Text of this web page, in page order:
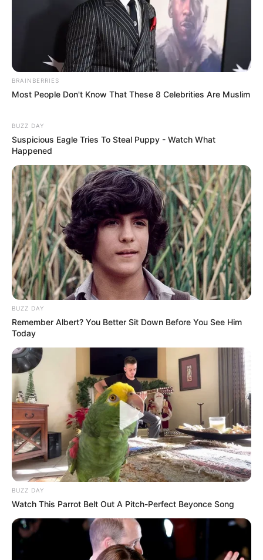
Kinder-Bungeejumping. Informationen unter
www.fri
dolino.de.
Hier geht es zu allen weiteren Ausflugszielen und
Sehenswürdigkeiten in und umBad Münstereifel
und in der RegionAhrgebirge.
Deutschland:
Immer lohnt sich auch eine mehrtägige Reise zu den
schönsten Städten
und ganz besonders zu den10
schönsten Städtensowie zu denbeliebtesten
Reisezielen.
Deutschlandweit Veranstaltung kostenlos
eintragen:
BRAINBERRIES
Most People Don't Know That These 8 Celebrities Are Muslim
BUZZ DAY
Suspicious Eagle Tries To Steal Puppy - Watch What
Happened
BUZZ DAY
Remember Albert? You Better Sit Down Before You See Him
Today
BUZZ DAY
Watch This Parrot Belt Out A Pitch-Perfect Beyonce Song